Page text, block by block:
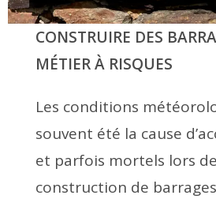
CONSTRUIRE DES
MÉTIER À RISQUES
Les conditions
souvent été la cause
et parfois mortels lors
construction de